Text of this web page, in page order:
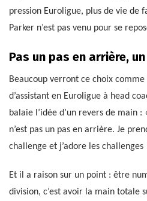
pression Euroligue, plus de vie de
Parker n’est pas venu pour se
Pas un pas en arrière,
Beaucoup verront ce choix comme
d’assistant en Euroligue à head
balaie l’idée d’un revers de main
n’est pas un pas en arrière. Je
challenge et j’adore les challenges
Et il a raison sur un point : être
division, c’est avoir la main totale